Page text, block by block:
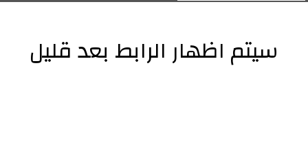
سيتم اظهار الرابط بعد قليل